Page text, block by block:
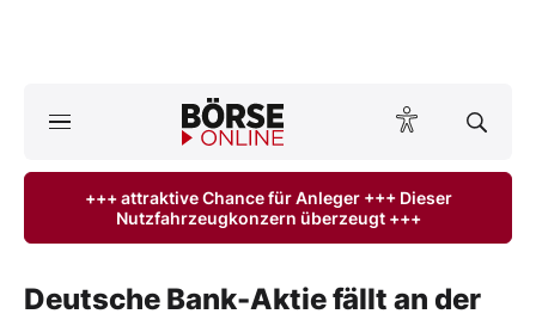
Anlageprodukte
Finanz-Check
+++ attraktive Chance für Anleger +++ Dieser
Nutzfahrzeugkonzern überzeugt +++
Deutsche Bank-Aktie fällt an der